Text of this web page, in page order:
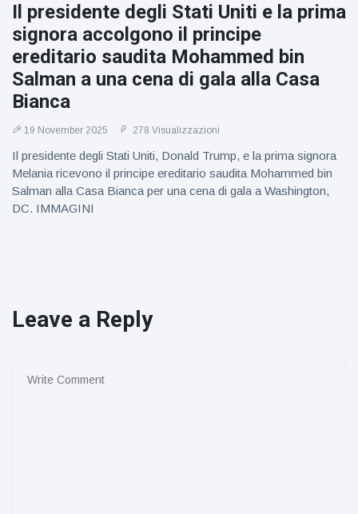
Il presidente degli Stati Uniti e la prima
signora accolgono il principe
ereditario saudita Mohammed bin
Salman a una cena di gala alla Casa
Bianca
19 November 2025 278 Visualizzazioni
Il presidente degli Stati Uniti, Donald Trump, e la prima signora
Melania ricevono il principe ereditario saudita Mohammed bin
Salman alla Casa Bianca per una cena di gala a Washington,
DC. IMMAGINI
Leave a Reply